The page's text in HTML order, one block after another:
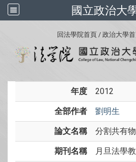
國立政治大
回法學院首頁 / 政治大學
年度 2012
全部作者 劉明生
論文名稱 分割共有
期刊名稱 月旦法學